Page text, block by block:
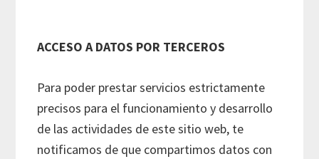
ACCESO A DATOS POR TERCEROS
Para poder prestar servicios estrictamente
precisos para el funcionamiento y desarrollo
de las actividades de este sitio web, te
notificamos de que compartimos datos con